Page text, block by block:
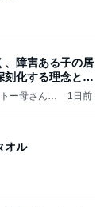
、障害ある子の居
刻化する理念と現
ー母さんの
1日前
オル